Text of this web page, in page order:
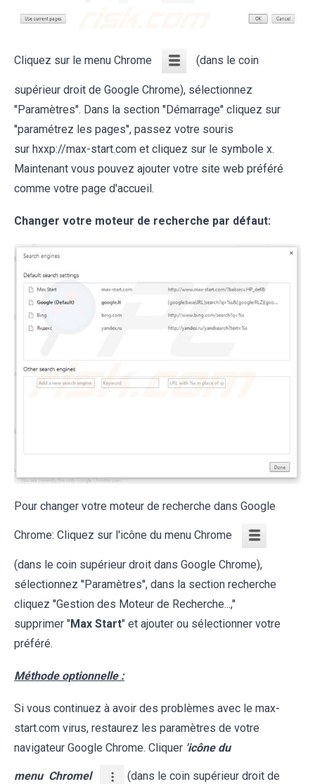
Cliquez sur le menu Chrome (dans le coin
supérieur droit de Google Chrome), sélectionnez
''Paramètres''. Dans la section ''Démarrage'' cliquez sur
''paramétrez les pages'', passez votre souris
sur hxxp://max-start.com et cliquez sur le symbole x.
Maintenant vous pouvez ajouter votre site web préféré
comme votre page d'accueil.
Changer votre moteur de recherche par défaut:
Pour changer votre moteur de recherche dans Google
Chrome: Cliquez sur l'icône du menu Chrome
(dans le coin supérieur droit dans Google Chrome),
sélectionnez ''Paramètres'', dans la section recherche
cliquez ''Gestion des Moteur de Recherche...,''
supprimer "Max Start" et ajouter ou sélectionner votre
préféré.
Méthode optionnelle :
Si vous continuez à avoir des problèmes avec le max-
start.com virus, restaurez les paramètres de votre
navigateur Google Chrome. Cliquer 'icône du
menu Chromel (dans le coin supérieur droit de